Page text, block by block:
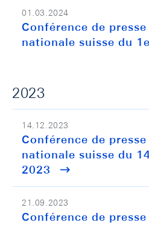
01.03.2024
Conférence de
nationale suisse du
2023
14.12.2023
Conférence de
nationale suisse du
2023
21.09.2023
Conférence de